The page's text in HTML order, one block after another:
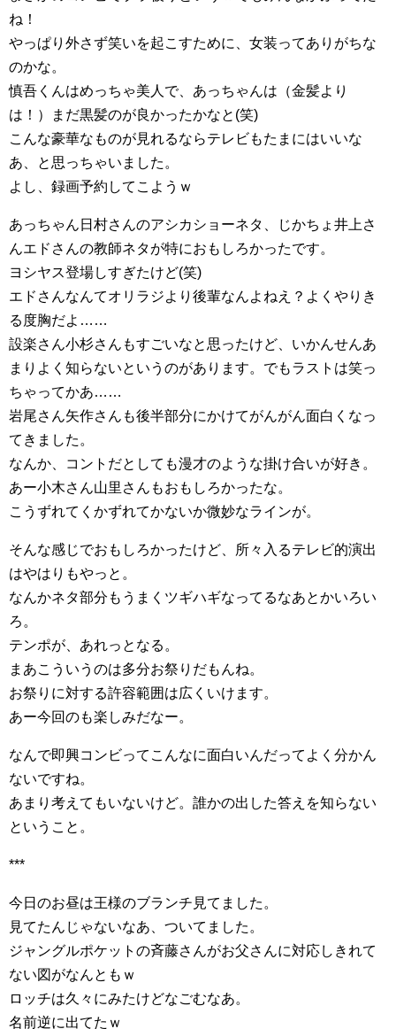
ね！
やっぱり外さず笑いを起こすために、女装ってありがちな
のかな。
慎吾くんはめっちゃ美人で、あっちゃんは（金髪より
は！）まだ黒髪のが良かったかなと(笑)
こんな豪華なものが見れるならテレビもたまにはいいな
あ、と思っちゃいました。
よし、録画予約してこようｗ
あっちゃん日村さんのアシカショーネタ、じかちょ井上さ
んエドさんの教師ネタが特におもしろかったです。
ヨシヤス登場しすぎたけど(笑)
エドさんなんてオリラジより後輩なんよねえ？よくやりき
る度胸だよ……
設楽さん小杉さんもすごいなと思ったけど、いかんせんあ
まりよく知らないというのがあります。でもラストは笑っ
ちゃってかあ……
岩尾さん矢作さんも後半部分にかけてがんがん面白くなっ
てきました。
なんか、コントだとしても漫才のような掛け合いが好き。
あー小木さん山里さんもおもしろかったな。
こうずれてくかずれてかないか微妙なラインが。
そんな感じでおもしろかったけど、所々入るテレビ的演出
はやはりもやっと。
なんかネタ部分もうまくツギハギなってるなあとかいろい
ろ。
テンポが、あれっとなる。
まあこういうのは多分お祭りだもんね。
お祭りに対する許容範囲は広くいけます。
あー今回のも楽しみだなー。
なんで即興コンビってこんなに面白いんだってよく分かん
ないですね。
あまり考えてもいないけど。誰かの出した答えを知らない
ということ。
***
今日のお昼は王様のブランチ見てました。
見てたんじゃないなあ、ついてました。
ジャングルポケットの斉藤さんがお父さんに対応しきれて
ない図がなんともｗ
ロッチは久々にみたけどなごむなあ。
名前逆に出てたｗ